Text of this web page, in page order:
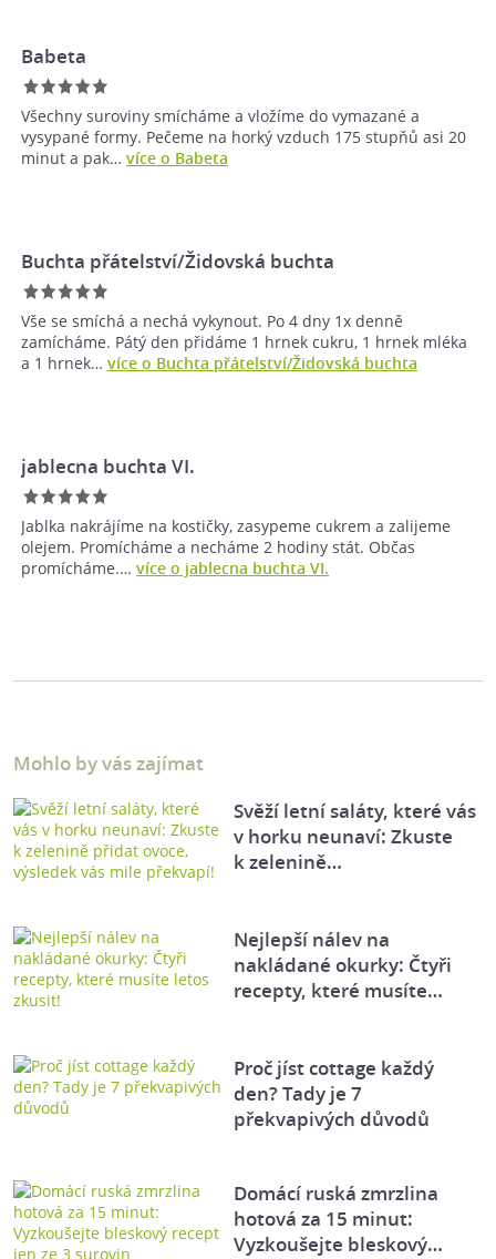
Babeta
Všechny suroviny smícháme a vložíme do vymazané a
vysypané formy. Pečeme na horký vzduch 175 stupňů asi 20
minut a pak… více o Babeta
Buchta přátelství/Židovská buchta
Vše se smíchá a nechá vykynout. Po 4 dny 1x denně
zamícháme. Pátý den přidáme 1 hrnek cukru, 1 hrnek mléka
a 1 hrnek… více o Buchta přátelství/Židovská buchta
jablecna buchta VI.
Jablka nakrájíme na kostičky, zasypeme cukrem a zalijeme
olejem. Promícháme a necháme 2 hodiny stát. Občas
promícháme.… více o jablecna buchta VI.
Mohlo by vás zajímat
Svěží letní saláty, které vás
v horku neunaví: Zkuste
k zelenině…
Nejlepší nálev na
nakládané okurky: Čtyři
recepty, které musíte…
Proč jíst cottage každý
den? Tady je 7
překvapivých důvodů
Domácí ruská zmrzlina
hotová za 15 minut:
Vyzkoušejte bleskový…